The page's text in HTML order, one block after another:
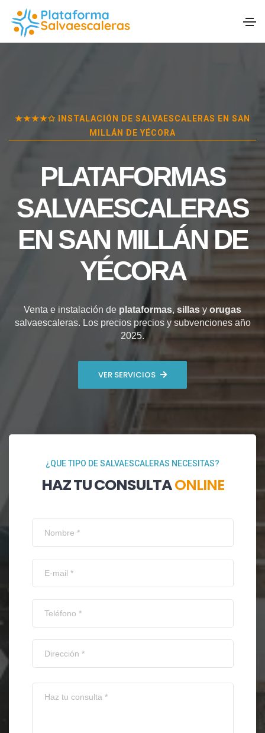
★★★★✩ INSTALACIÓN DE SALVAESCALERAS EN SAN
MILLÁN DE YÉCORA
PLATAFORMAS
SALVAESCALERAS
EN SAN MILLÁN DE
YÉCORA
Venta e instalación de plataformas, sillas y orugas
salvaescaleras. Los precios precios y subvenciones año
2025.
VER SERVICIOS
¿QUE TIPO DE SALVAESCALERAS NECESITAS?
HAZ TU CONSULTAONLINE